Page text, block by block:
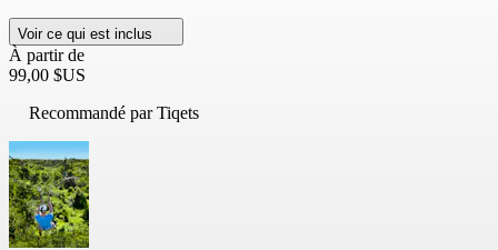
Voir ce qui est inclus
À partir de
99,00 $US
Recommandé par Tiqets